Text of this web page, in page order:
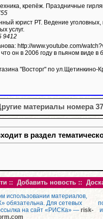
крепёж. Праздничные
юрист РТ. Ведение
услуг.
9412
будущего
он в 2006 году в пьяном виде в
"Восторг" по ул.Щетинкино-
материалы номера 37
в раздел
:: Добавить новость ::
использовании материалов,
обязательна. Для сетевых
на сайт «РИСКа» — risk-